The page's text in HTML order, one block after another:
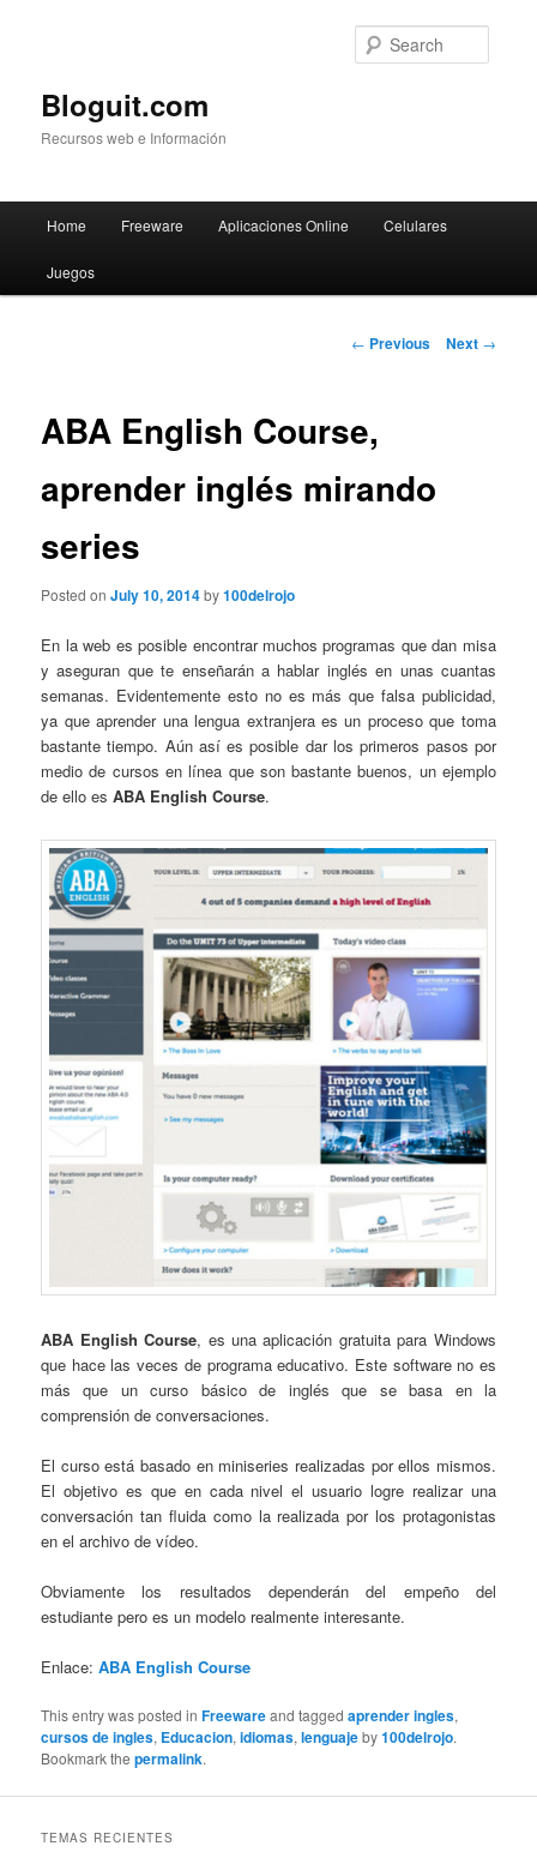
Bloguit.com
Recursos web e Información
Skip
to
Home Freeware Aplicaciones Online Celulares
Juegos
Post
← Previous Next →
ABA English Course,
aprender inglés mirando
series
Posted onJuly 10, 2014by100delrojo
En la web es posible encontrar muchos programas que dan misa
y aseguran que te enseñarán a hablar inglés en unas cuantas
semanas. Evidentemente esto no es más que falsa publicidad,
ya que aprender una lengua extranjera es un proceso que toma
bastante tiempo. Aún así es posible dar los primeros pasos por
medio de cursos en línea que son bastante buenos, un ejemplo
de ello esABA English Course.
ABA English Course, es una aplicación gratuita para Windows
que hace las veces de programa educativo. Este software no es
más que un curso básico de inglés que se basa en la
comprensión de conversaciones.
El curso está basado en miniseries realizadas por ellos mismos.
El objetivo es que en cada nivel el usuario logre realizar una
conversación tan fluida como la realizada por los protagonistas
en el archivo de vídeo.
Obviamente los resultados dependerán del empeño del
estudiante pero es un modelo realmente interesante.
Enlace:ABA English Course
This entry was posted inFreewareand taggedaprender ingles,
cursos de ingles, Educacion,idiomas,lenguajeby100delrojo.
Bookmark thepermalink.
TEMAS RECIENTES